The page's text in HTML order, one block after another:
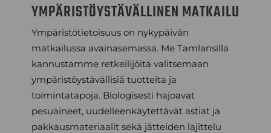
YMPÄRISTÖYSTÄVÄLLINEN MATKAILU
Ympäristötietoisuus on nykypäivän
matkailussa avainasemassa. Me Tamlansilla
kannustamme retkeilijöitä valitsemaan
ympäristöystävällisiä tuotteita ja
toimintatapoja. Biologisesti hajoavat
pesuaineet, uudelleenkäytettävät astiat ja
pakkausmateriaalit sekä jätteiden lajittelu